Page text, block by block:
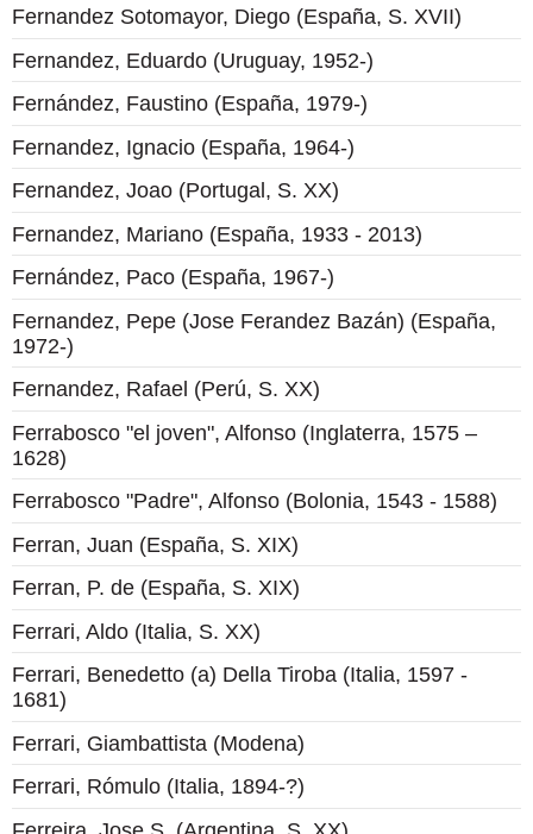
Fernandez Sotomayor, Diego (España, S. XVII)
Fernandez, Eduardo (Uruguay, 1952-)
Fernández, Faustino (España, 1979-)
Fernandez, Ignacio (España, 1964-)
Fernandez, Joao (Portugal, S. XX)
Fernandez, Mariano (España, 1933 - 2013)
Fernández, Paco (España, 1967-)
Fernandez, Pepe (Jose Ferandez Bazán) (España,
1972-)
Fernandez, Rafael (Perú, S. XX)
Ferrabosco "el joven", Alfonso (Inglaterra, 1575 –
1628)
Ferrabosco "Padre", Alfonso (Bolonia, 1543 - 1588)
Ferran, Juan (España, S. XIX)
Ferran, P. de (España, S. XIX)
Ferrari, Aldo (Italia, S. XX)
Ferrari, Benedetto (a) Della Tiroba (Italia, 1597 -
1681)
Ferrari, Giambattista (Modena)
Ferrari, Rómulo (Italia, 1894-?)